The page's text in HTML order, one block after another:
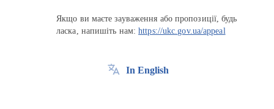
Якщо ви маєте зауваження або пропозиції, будь
ласка, напишіть нам:https://ukc.gov.ua/appeal
In English